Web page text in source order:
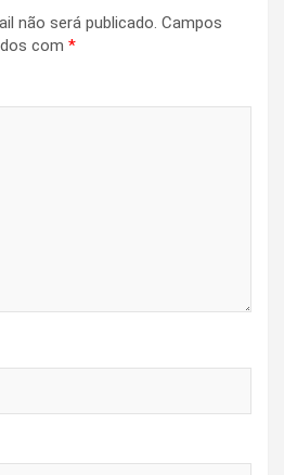
não será publicado. Campos
com *